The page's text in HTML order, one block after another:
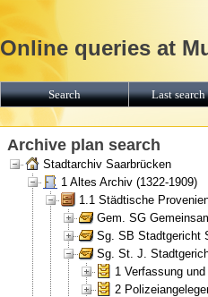
Archive plan search
Stadtarchiv Saarbrücken
1 Altes Archiv (1322-1909)
1.1 Städtische
Gem. SG
Sg. SB Stadtgericht
Sg. St. J.
1 Verfassung
2
Online queries at
Search Last